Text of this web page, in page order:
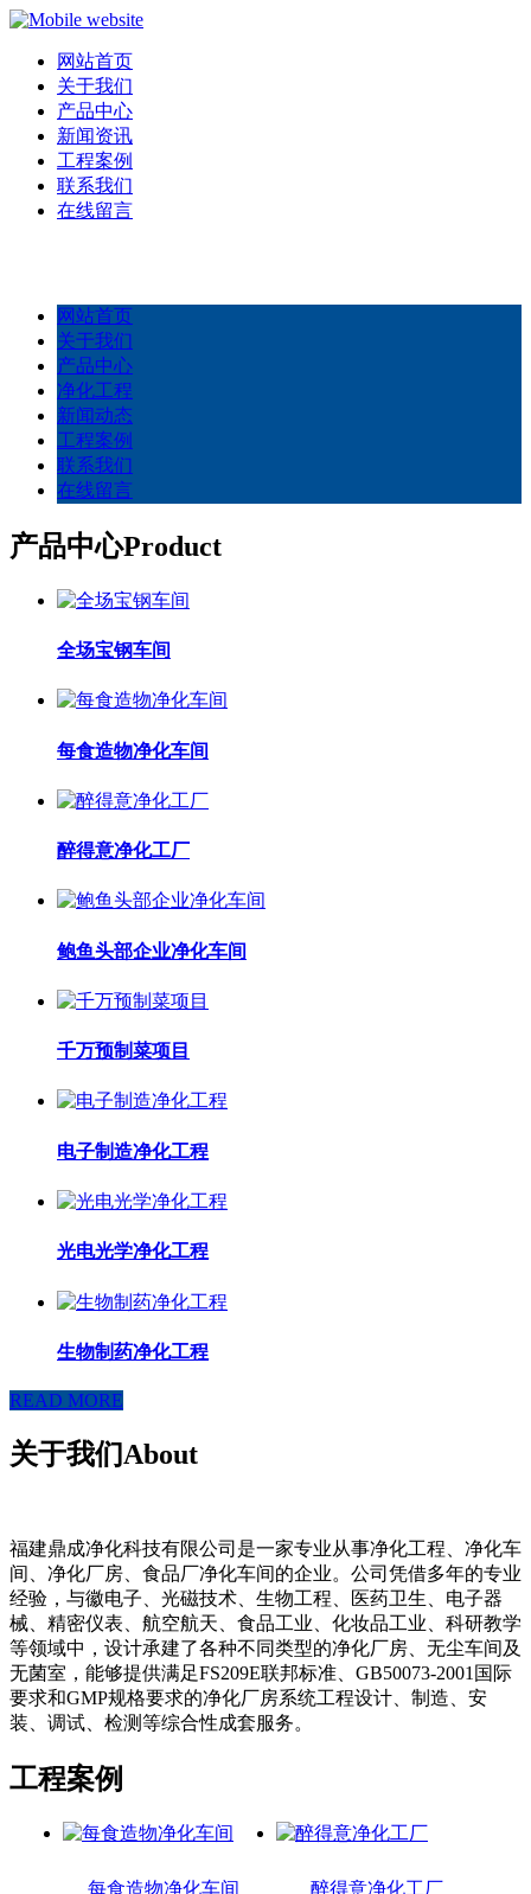
网站首页
关于我们
产品中心
新闻资讯
工程案例
联系我们
在线留言
网站首页
关于我们
产品中心
净化工程
新闻动态
工程案例
联系我们
在线留言
产品中心Product
全场宝钢车间
每食造物净化车间
醉得意净化工厂
鲍鱼头部企业净化车间
千万预制菜项目
电子制造净化工程
光电光学净化工程
生物制药净化工程
READ MORE
关于我们About
福建鼎成净化科技有限公司是一家专业从事净化工程、净化车
间、净化厂房、食品厂净化车间的企业。公司凭借多年的专业
经验，与徽电子、光磁技术、生物工程、医药卫生、电子器
械、精密仪表、航空航天、食品工业、化妆品工业、科研教学
等领域中，设计承建了各种不同类型的净化厂房、无尘车间及
无菌室，能够提供满足FS209E联邦标准、GB50073-2001国际
要求和GMP规格要求的净化厂房系统工程设计、制造、安
装、调试、检测等综合性成套服务。
工程案例
每食造物净化车间 醉得意净化工厂